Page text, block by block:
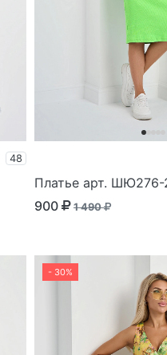
48
Платье арт. ШЮ276-
900
1 490
- 30%